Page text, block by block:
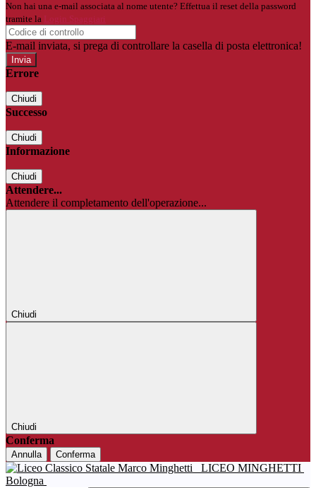
Non hai una e-mail associata al nome utente? Effettua il reset della password
tramite la
Login Spaggiari
E-mail inviata, si prega di controllare la casella di posta elettronica!
Errore
Chiudi
Successo
Chiudi
Informazione
Chiudi
Attendere...
Attendere il completamento dell'operazione...
Chiudi
Chiudi
Conferma
Annulla Conferma
LICEO MINGHETTI
Bologna